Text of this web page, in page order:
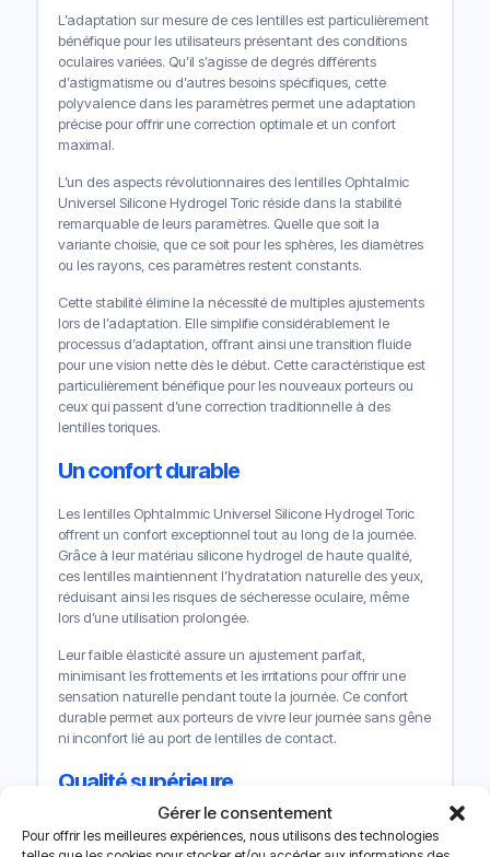
Gérer le consentement
Pour offrir les meilleures expériences, nous utilisons des technologies
L’adaptation sur mesure de ces lentilles est particulièrement
bénéfique pour les utilisateurs présentant des conditions
oculaires variées. Qu’il s’agisse de degrés différents
d’astigmatisme ou d’autres besoins spécifiques, cette
polyvalence dans les paramètres permet une adaptation
précise pour offrir une correction optimale et un confort
maximal.
L’un des aspects révolutionnaires des lentilles Ophtalmic
Universel Silicone Hydrogel Toric réside dans la stabilité
remarquable de leurs paramètres. Quelle que soit la
variante choisie, que ce soit pour les sphères, les diamètres
ou les rayons, ces paramètres restent constants.
Cette stabilité élimine la nécessité de multiples ajustements
lors de l’adaptation. Elle simplifie considérablement le
processus d’adaptation, offrant ainsi une transition fluide
pour une vision nette dès le début. Cette caractéristique est
particulièrement bénéfique pour les nouveaux porteurs ou
ceux qui passent d’une correction traditionnelle à des
lentilles toriques.
Un confort durable
Les lentilles Ophtalmmic Universel Silicone Hydrogel Toric
offrent un confort exceptionnel tout au long de la journée.
Grâce à leur matériau silicone hydrogel de haute qualité,
ces lentilles maintiennent l’hydratation naturelle des yeux,
réduisant ainsi les risques de sécheresse oculaire, même
lors d’une utilisation prolongée.
Leur faible élasticité assure un ajustement parfait,
minimisant les frottements et les irritations pour offrir une
sensation naturelle pendant toute la journée. Ce confort
durable permet aux porteurs de vivre leur journée sans gêne
ni inconfort lié au port de lentilles de contact.
Qualité supérieure
Les lentilles Ophtalmmic Universel Silicone Hydrogel Toric
intègrent une qualité remarquable pour une vision nette et